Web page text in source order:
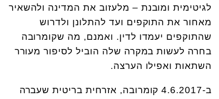
לגיטימית ומובנת – מלעזוב את המדינה ולהשאיר
מאחור את התוקפים ועד להתלונן ולדרוש
שהתוקפים יעמדו לדין. ואמנם, מה שקומרובה
בחרה לעשות במקרה שלה הוביל לסיפור מעורר
השתאות ואפילו הערצה.
ב-4.6.2017 קומרובה, אזרחית בריטית שעברה